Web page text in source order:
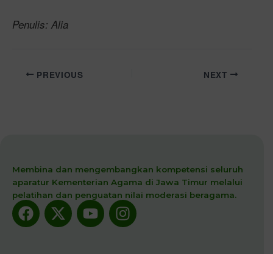
Penulis: Alia
PREVIOUS NEXT
Membina dan mengembangkan kompetensi seluruh
aparatur Kementerian Agama di Jawa Timur melalui
pelatihan dan penguatan nilai moderasi beragama.
Facebook
X-
twitter
YoutubeInstagram